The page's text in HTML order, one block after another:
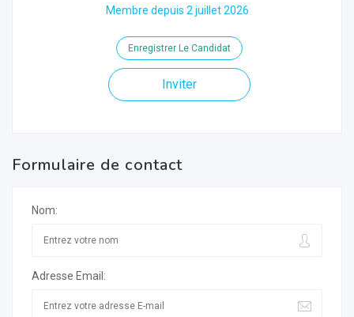
Membre depuis 2 juillet 2026
Enregistrer Le Candidat
Inviter
Formulaire de contact
Nom:
Adresse Email: